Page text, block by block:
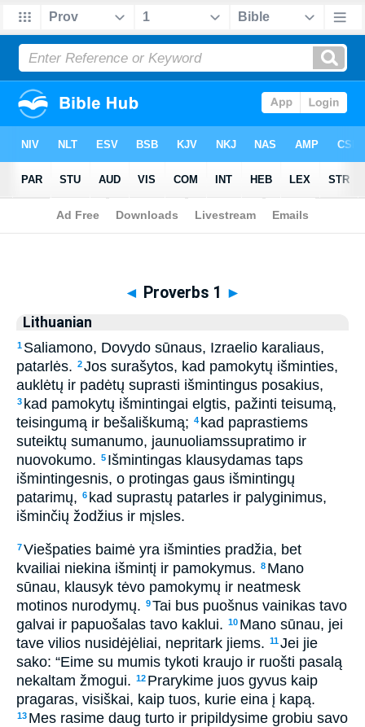
Biblia>Lithuanian > Proverbs 1
◄ Proverbs 1 ►
Lithuanian
1 Saliamono, Dovydo sūnaus, Izraelio karaliaus,
patarlės. 2Jos surašytos, kad pamokytų išminties,
auklėtų ir padėtų suprasti išmintingus posakius,
3 kad pamokytų išmintingai elgtis, pažinti teisumą,
teisingumą ir bešališkumą; 4 kad paprastiems
suteiktų sumanumo, jaunuoliams­supratimo ir
nuovokumo. 5 Išmintingas klausydamas taps
išmintingesnis, o protingas gaus išmintingų
patarimų, 6 kad suprastų patarles ir palyginimus,
išminčių žodžius ir mįsles.
7Viešpaties baimė yra išminties pradžia, bet
kvailiai niekina išmintį ir pamokymus. 8 Mano
sūnau, klausyk tėvo pamokymų ir neatmesk
motinos nurodymų. 9Tai bus puošnus vainikas tavo
galvai ir papuošalas tavo kaklui. 10 Mano sūnau, jei
tave vilios nusidėjėliai, nepritark jiems. 11Jei jie
sako: “Eime su mumis tykoti kraujo ir ruošti pasalą
nekaltam žmogui. 12 Prarykime juos gyvus kaip
pragaras, visiškai, kaip tuos, kurie eina į kapą.
13 Mes rasime daug turto ir pripildysime grobiu savo